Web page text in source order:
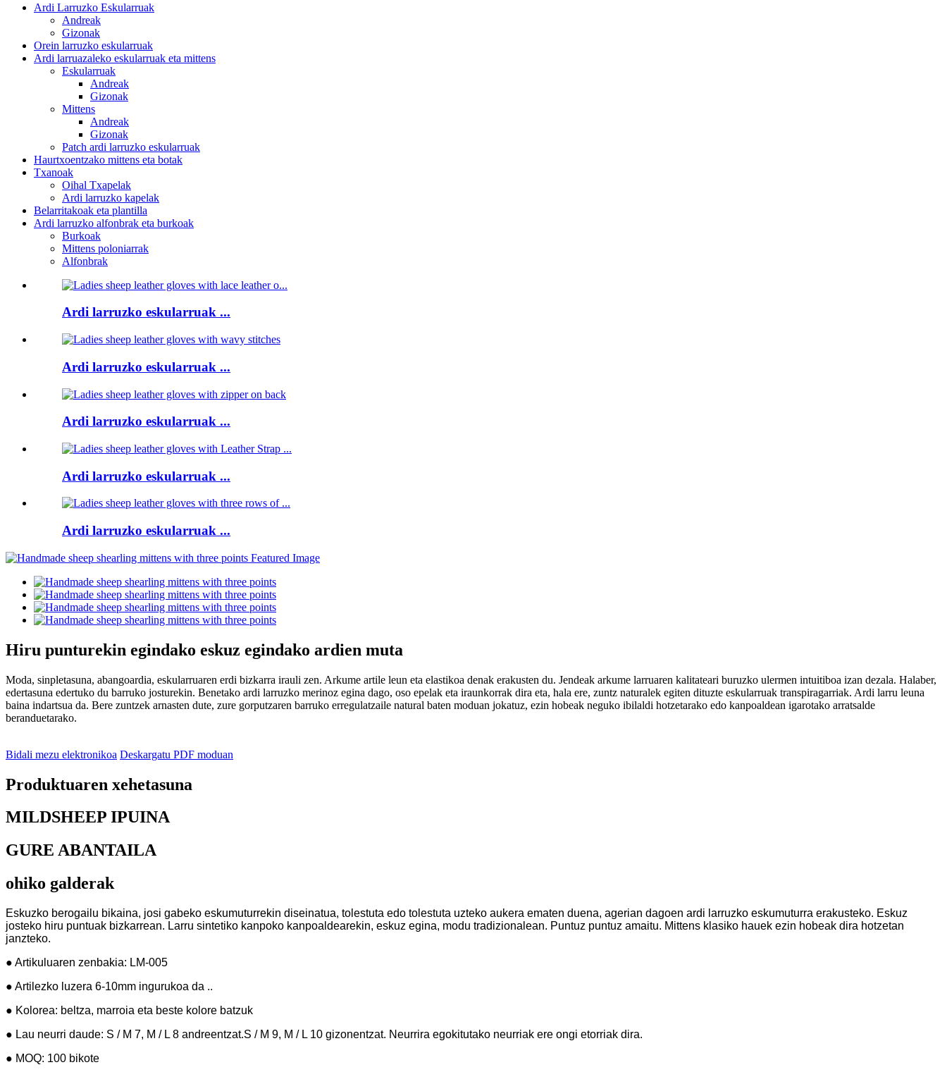
Ardi Larruzko Eskularruak
Andreak
Gizonak
Orein larruzko eskularruak
Ardi larruazaleko eskularruak eta mittens
Eskularruak
Andreak
Gizonak
Mittens
Andreak
Gizonak
Patch ardi larruzko eskularruak
Haurtxoentzako mittens eta botak
Txanoak
Oihal Txapelak
Ardi larruzko kapelak
Belarritakoak eta plantilla
Ardi larruzko alfonbrak eta burkoak
Burkoak
Mittens poloniarrak
Alfonbrak
Ardi larruzko eskularruak ...
Ardi larruzko eskularruak ...
Ardi larruzko eskularruak ...
Ardi larruzko eskularruak ...
Ardi larruzko eskularruak ...
Hiru punturekin egindako eskuz egindako ardien muta
Moda, sinpletasuna, abangoardia, eskularruaren erdi bizkarra irauli zen. Arkume artile leun eta elastikoa denak erakusten du. Jendeak arkume larruaren kalitateari buruzko ulermen intuitiboa izan dezala. Halaber,
edertasuna edertuko du barruko josturekin. Benetako ardi larruzko merinoz egina dago, oso epelak eta iraunkorrak dira eta, hala ere, zuntz naturalek egiten dituzte eskularruak transpiragarriak. Ardi larru leuna
baina indartsua da. Bere zuntzek arnasten dute, zure gorputzaren barruko erregulatzaile natural baten moduan jokatuz, ezin hobeak neguko ibilaldi hotzetarako edo kanpoaldean igarotako arratsalde
beranduetarako.
Bidali mezu elektronikoa Deskargatu PDF moduan
Produktuaren xehetasuna
MILDSHEEP IPUINA
GURE ABANTAILA
ohiko galderak
Eskuzko berogailu bikaina, josi gabeko eskumuturrekin diseinatua, tolestuta edo tolestuta uzteko aukera ematen duena, agerian dagoen ardi larruzko eskumuturra erakusteko. Eskuz
josteko hiru puntuak bizkarrean. Larru sintetiko kanpoko kanpoaldearekin, eskuz egina, modu tradizionalean. Puntuz puntuz amaitu. Mittens klasiko hauek ezin hobeak dira hotzetan
janzteko.
● Artikuluaren zenbakia: LM-005
● Artilezko luzera 6-10mm ingurukoa da ..
● Kolorea: beltza, marroia eta beste kolore batzuk
● Lau neurri daude: S / M 7, M / L 8 andreentzat.S / M 9, M / L 10 gizonentzat. Neurrira egokitutako neurriak ere ongi etorriak dira.
● MOQ: 100 bikote